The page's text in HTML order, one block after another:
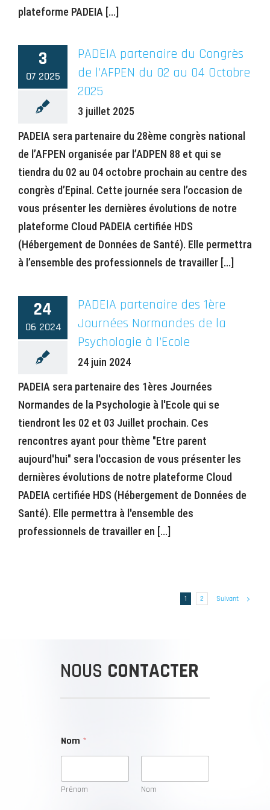
plateforme PADEIA [...]
3
07 2025
PADEIA partenaire du Congrès
de l’AFPEN du 02 au 04 Octobre
2025
3 juillet 2025
PADEIA sera partenaire du 28ème congrès national
de l’AFPEN organisée par l’ADPEN 88 et qui se
tiendra du 02 au 04 octobre prochain au centre des
congrès d’Epinal. Cette journée sera l’occasion de
vous présenter les dernières évolutions de notre
plateforme Cloud PADEIA certifiée HDS
(Hébergement de Données de Santé). Elle permettra
à l’ensemble des professionnels de travailler [...]
24
06 2024
PADEIA partenaire des 1ère
Journées Normandes de la
Psychologie à l’Ecole
24 juin 2024
PADEIA sera partenaire des 1ères Journées
Normandes de la Psychologie à l'Ecole qui se
tiendront les 02 et 03 Juillet prochain. Ces
rencontres ayant pour thème "Etre parent
aujourd'hui" sera l'occasion de vous présenter les
dernières évolutions de notre plateforme Cloud
PADEIA certifiée HDS (Hébergement de Données de
Santé). Elle permettra à l'ensemble des
professionnels de travailler en [...]
1 2 Suivant
NOUS CONTACTER
Nom *
Prénom Nom